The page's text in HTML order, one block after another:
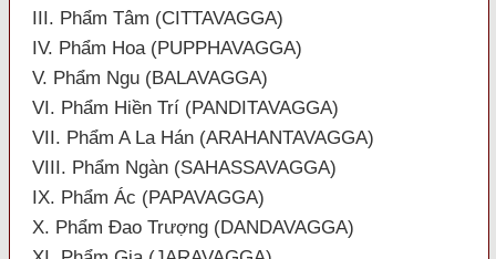
III. Phẩm Tâm (CITTAVAGGA)
IV. Phẩm Hoa (PUPPHAVAGGA)
V. Phẩm Ngu (BALAVAGGA)
VI. Phẩm Hiền Trí (PANDITAVAGGA)
VII. Phẩm A La Hán (ARAHANTAVAGGA)
VIII. Phẩm Ngàn (SAHASSAVAGGA)
IX. Phẩm Ác (PAPAVAGGA)
X. Phẩm Đao Trượng (DANDAVAGGA)